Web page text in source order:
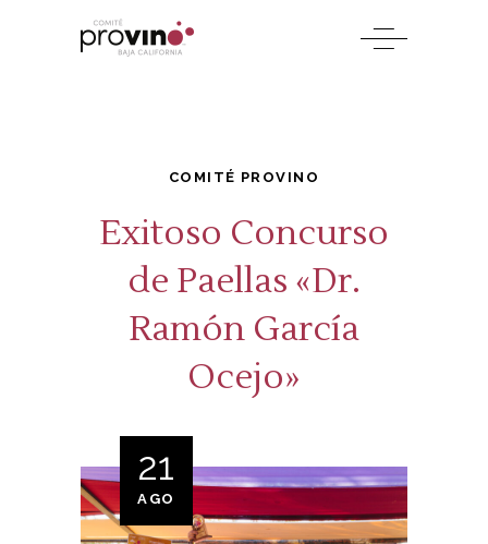
COMITÉ PROVINO
Exitoso Concurso
de Paellas «Dr.
Ramón García
Ocejo»
21
AGO